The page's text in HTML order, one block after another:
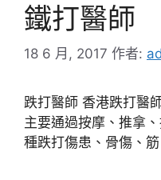
鐵打醫師
18 6 月, 2017 作者:
跌打醫師 香港跌打醫
主要通過按摩、推拿
種跌打傷患、骨傷、